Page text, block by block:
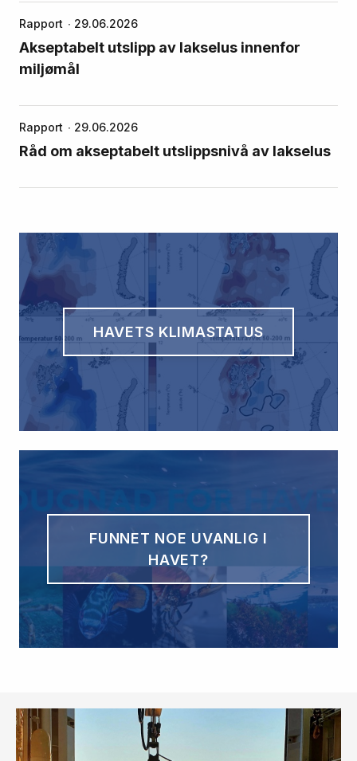
Rapport 29.06.2026
Akseptabelt utslipp av lakselus innenfor
miljømål
Rapport 29.06.2026
Råd om akseptabelt utslippsnivå av lakselus
HAVETS KLIMASTATUS
FUNNET NOE UVANLIG I
HAVET?